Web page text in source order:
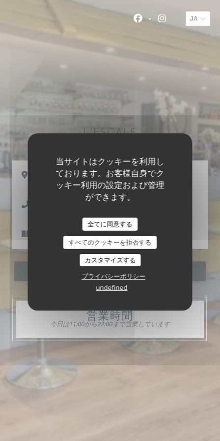
当サイトはクッキーを利用し
ております。お客様自身でク
ッキー利用の設定および管理
ができます。
全てに同意する
すべてのクッキーを拒否する
カスタマイズする
プライバシーポリシー
undefined
JA
Facebook ((新しい
Instagram ((
L'ESCALE
営業時間
今日は11:00から22:00まで営業しています
3 Place de la Gare 35360 MONTAUBAN DE BRETAGNE
L'Escale